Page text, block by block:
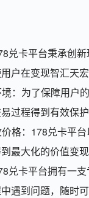
兑卡平台秉承创
户在变现智汇天宏
：为了保障用户
过程得到有效保
格：178兑卡平
最大化的价值变现
兑卡平台拥有一
遇到问题，随时可